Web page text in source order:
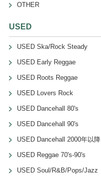
OTHER
USED
USED Ska/Rock Steady
USED Early Reggae
USED Roots Reggae
USED Lovers Rock
USED Dancehall 80's
USED Dancehall 90's
USED Dancehall 2000年以降
USED Reggae 70's-90's
USED Soul/R&B/Pops/Jazz